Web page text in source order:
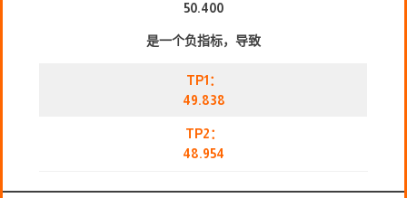
50.400
是一个负指标，导致
TP1：
49.838
TP2：
48.954